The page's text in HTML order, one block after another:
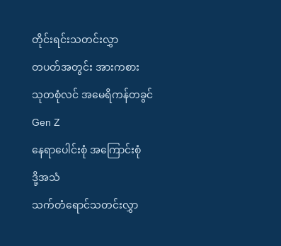
တိုင်းရင်းသတင်းလွှာ
တပတ်အတွင်း အားကစား
သုတစုံလင် အမေရိကန်တခွင်
Gen Z
နေရာပေါင်းစုံ အကြောင်းစုံ
ဒို့အသံ
သက်တံရောင်သတင်းလွှာ